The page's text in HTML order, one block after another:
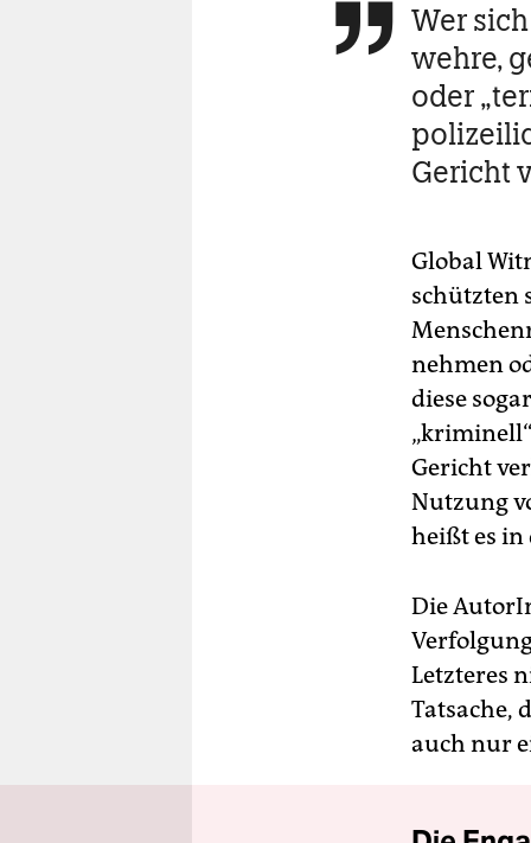
 Wer
wehre,
oder
Gericht
Global
schützten
nehmen
diese
Gericht
Nutzung
heißt es in
Die
Letzteres
Tatsache,
auch nur